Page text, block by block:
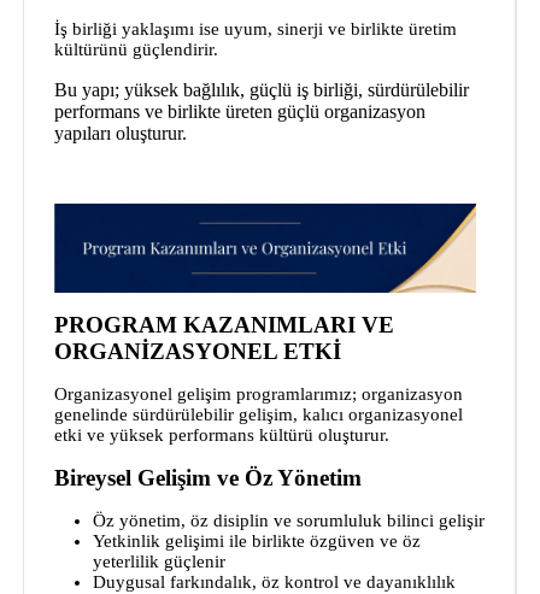
İş birliği yaklaşımı ise uyum, sinerji ve birlikte üretim
kültürünü güçlendirir.
Bu yapı; yüksek bağlılık, güçlü iş birliği, sürdürülebilir
performans ve birlikte üreten güçlü organizasyon
yapıları oluşturur.
PROGRAM KAZANIMLARI VE
ORGANİZASYONEL ETKİ
Organizasyonel gelişim programlarımız; organizasyon
genelinde sürdürülebilir gelişim, kalıcı organizasyonel
etki ve yüksek performans kültürü oluşturur.
Bireysel Gelişim ve Öz Yönetim
Öz yönetim, öz disiplin ve sorumluluk bilinci gelişir
Yetkinlik gelişimi ile birlikte özgüven ve öz
yeterlilik güçlenir
Duygusal farkındalık, öz kontrol ve dayanıklılık